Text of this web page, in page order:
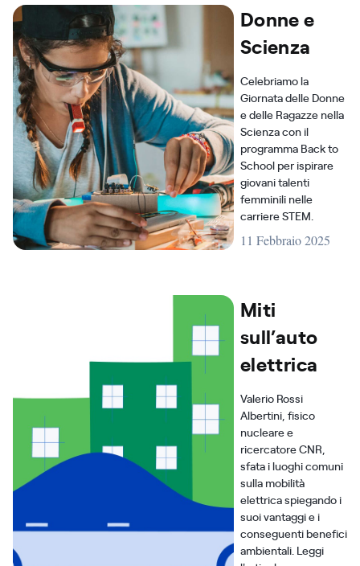
Donne e
Scienza
Celebriamo la
Giornata delle Donne
e delle Ragazze nella
Scienza con il
programma Back to
School per ispirare
giovani talenti
femminili nelle
carriere STEM.
11 Febbraio 2025
Miti
sull’auto
elettrica
Valerio Rossi
Albertini, fisico
nucleare e
ricercatore CNR,
sfata i luoghi comuni
sulla mobilità
elettrica spiegando i
suoi vantaggi e i
conseguenti benefici
ambientali. Leggi